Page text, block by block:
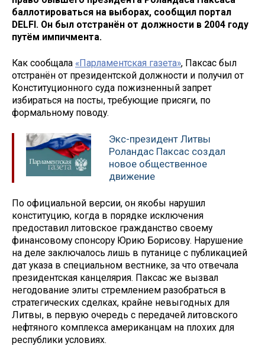
баллотироваться на выборах, сообщил портал
DELFI. Он был отстранён от должности в 2004 году
путём импичмента.
Как сообщала «Парламентская газета», Паксас был
отстранён от президентской должности и получил от
Конституционного суда пожизненный запрет
избираться на посты, требующие присяги, по
формальному поводу.
Экс-президент Литвы
Роландас Паксас создал
новое общественное
движение
По официальной версии, он якобы нарушил
конституцию, когда в порядке исключения
предоставил литовское гражданство своему
финансовому спонсору Юрию Борисову. Нарушение
на деле заключалось лишь в путанице с публикацией
дат указа в специальном вестнике, за что отвечала
президентская канцелярия. Паксас же вызвал
негодование элиты стремлением разобраться в
стратегических сделках, крайне невыгодных для
Литвы, в первую очередь с передачей литовского
нефтяного комплекса американцам на плохих для
республики условиях.